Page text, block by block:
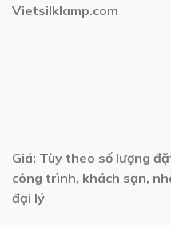
Vietsilklamp.com
Giá: Tùy theo số lượng
công trình, khách sạn,
đại lý